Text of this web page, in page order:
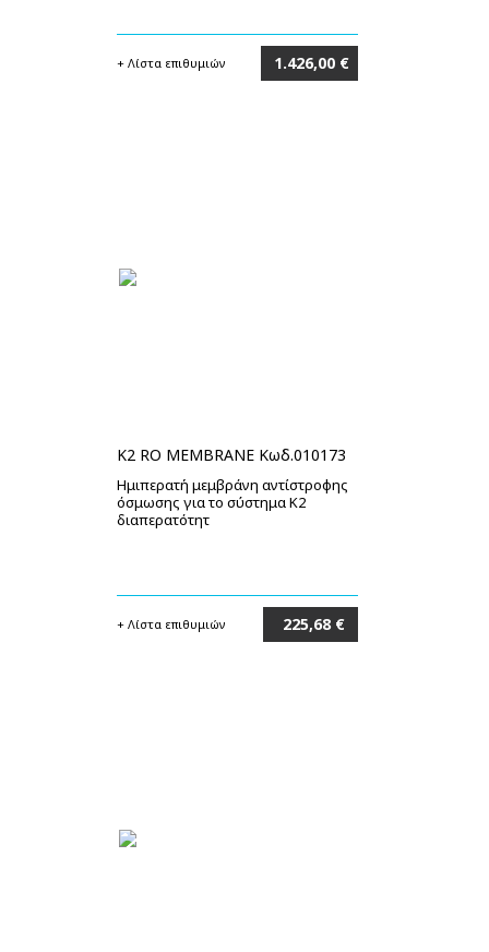
+ Λίστα επιθυμιών 1.426,00 €
K2 RO MEMBRANE Κωδ.010173
Ημιπερατή μεμβράνη αντίστροφης
όσμωσης για το σύστημα Κ2
διαπερατότητ
+ Λίστα επιθυμιών 225,68 €